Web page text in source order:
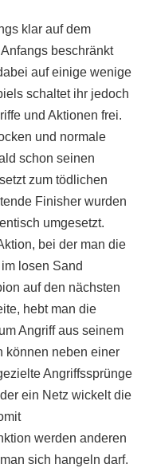
klar auf dem
beschränkt
auf einige wenige
schaltet ihr jedoch
und Aktionen frei.
und normale
schon seinen
zum tödlichen
Finisher wurden
umgesetzt.
bei der man die
losen Sand
auf den nächsten
hebt man die
Angriff aus seinem
können neben einer
Angriffssprünge
ein Netz wickelt die
werden anderen
sich hangeln darf.